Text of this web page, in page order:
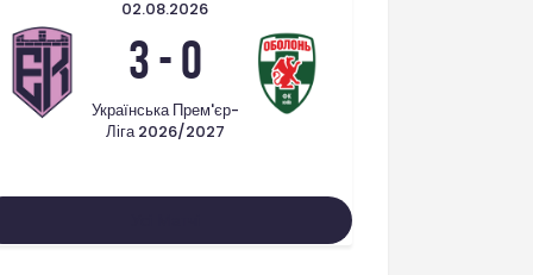
02.08.2026
3-0
Українська Прем'єр-
Ліга 2026/2027